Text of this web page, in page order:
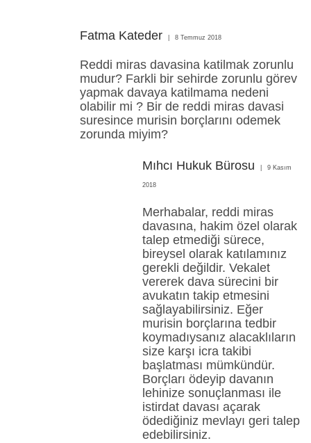
Fatma Kateder 8 Temmuz 2018
Reddi miras davasina katilmak zorunlu
mudur? Farkli bir sehirde zorunlu görev
yapmak davaya katilmama nedeni
olabilir mi ? Bir de reddi miras davasi
suresince murisin borçlarını odemek
zorunda miyim?
Mıhcı Hukuk Bürosu 9 Kasım
2018
Merhabalar, reddi miras
davasına, hakim özel olarak
talep etmediği sürece,
bireysel olarak katılamınız
gerekli değildir. Vekalet
vererek dava sürecini bir
avukatın takip etmesini
sağlayabilirsiniz. Eğer
murisin borçlarına tedbir
koymadıysanız alacaklıların
size karşı icra takibi
başlatması mümkündür.
Borçları ödeyip davanın
lehinize sonuçlanması ile
istirdat davası açarak
ödediğiniz mevlayı geri talep
edebilirsiniz.